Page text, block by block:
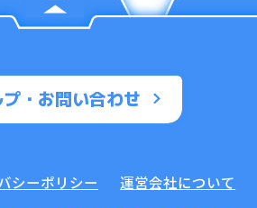
・お問い合わせ
シーポリシー
運営会社について